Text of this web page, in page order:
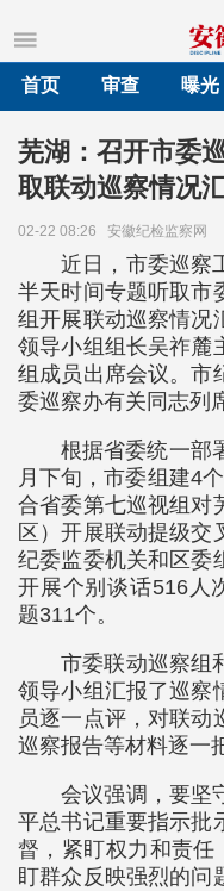
首页
审查 曝光
芜湖：召开市委
取联动巡察情况
02-22 08:26 安徽纪检监察网
近日，市委巡察
半天时间专题听取市
组开展联动巡察情况
领导小组组长吴祚麓
组成员出席会议。市
委巡察办有关同志列
根据省委统一部
月下旬，市委组建4
合省委第七巡视组对
区）开展联动提级交
纪委监委机关和区委
开展个别谈话516人
题311个。
市委联动巡察组
领导小组汇报了巡察
员逐一点评，对联动
巡察报告等材料逐一
会议强调，要坚
平总书记重要指示批
督，紧盯权力和责任
盯群众反映强烈的问